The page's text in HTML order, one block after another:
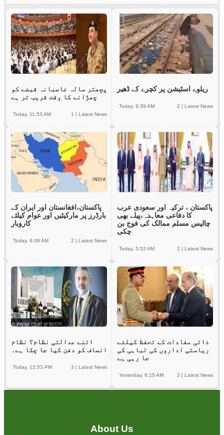
پچھتر سالہ غاصبانہ قبضے کو
چھڑانے کا وقت قریب تر ہے
1 | Latest News
Today, 11:53 AM
ریلوے اسٹیشن پر کچرے کے ڈھیر
2 | Latest News
Today, 9:39 AM
پاکستان،افغانستان اور ایران کے
بارڈرز پر مارکیٹیں اور عوام کیلئے
کاروبار
2 | Latest News
Today, 6:09 AM
پاکستان ، ترکیہ اور سعودی عرب
کا دفاعی معاہدہ،پیلے بھی
چالیس مسلم ممالک کی فوج بن
چکی
2 | Latest News
Today, 5:52 AM
اتنے عدالتی نظام؟ نظام
انصاف کو دفن کیا جا چکا ہے۔
3 | Latest News
Today, 12:53 PM
ذاتی مفادات کے تحفظ کیلئے
ریاستی اداروں کی تباہی کی
جا رہی ہے
2 | Latest News
Yesterday, 6:15 AM
About Us